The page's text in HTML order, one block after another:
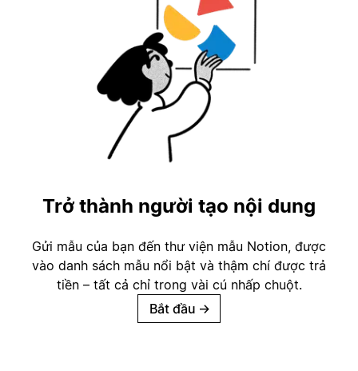
Trở thành người tạo nội dung
Gửi mẫu của bạn đến thư viện mẫu Notion, được
vào danh sách mẫu nổi bật và thậm chí được trả
tiền – tất cả chỉ trong vài cú nhấp chuột.
Bắt đầu →